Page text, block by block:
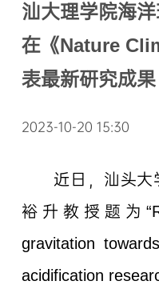
汕大理学院海
在《Nature
表最新研究成果
2023-10-20 15:30
近日，汕头大
裕升教授题为
gravitation
acidification